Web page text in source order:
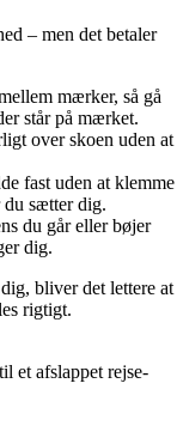
– men det betaler
mærker, så gå
står på mærket.
over skoen uden at
fast uden at klemme
sætter dig.
du går eller bøjer
dig.
bliver det lettere at
rigtigt.
et afslappet rejse-